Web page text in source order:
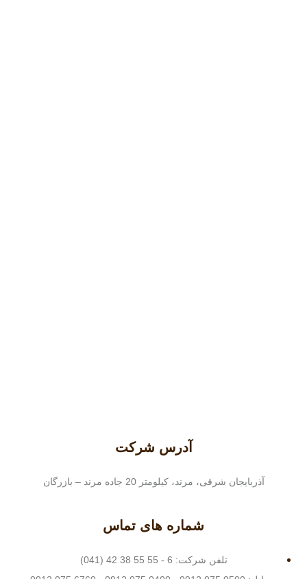
آدرس شرکت
آذربایجان شرقی، مرند، کیلومتر 20 جاده مرند – بازرگان
شماره های تماس
تلفن شرکت: 6 - 55 55 38 42 (041)